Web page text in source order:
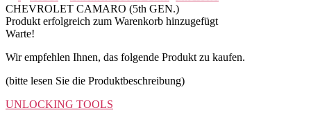
CHEVROLET CAMARO (5th GEN.)
Produkt erfolgreich zum Warenkorb hinzugefügt
Warte!
Wir empfehlen Ihnen, das folgende Produkt zu kaufen.
(bitte lesen Sie die Produktbeschreibung)
UNLOCKING TOOLS